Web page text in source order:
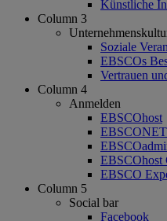
Künstliche
Column 3
Soziale
EBSCOs
Vertrauen
Column 4
Anmelden
EBSCOhost
EBSCONET
EBSCOhost
EBSCO
Column 5
Social bar
Facebook